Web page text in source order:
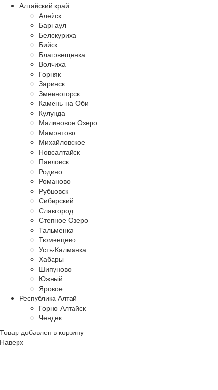
Алтайский край
Алейск
Барнаул
Белокуриха
Бийск
Благовещенка
Волчиха
Горняк
Заринск
Змеиногорск
Камень-на-Оби
Кулунда
Малиновое Озеро
Мамонтово
Михайловское
Новоалтайск
Павловск
Родино
Романово
Рубцовск
Сибирский
Славгород
Степное Озеро
Тальменка
Тюменцево
Усть-Калманка
Хабары
Шипуново
Южный
Яровое
Республика Алтай
Горно-Алтайск
Чендек
Товар добавлен в корзину
Наверх